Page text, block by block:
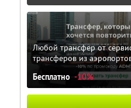
Любой трансфер от
трансферов из
Бесплатно -10%